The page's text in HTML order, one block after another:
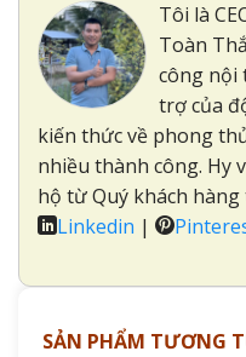
Tôi là
Toàn
công nội
trợ của
kiến thức về phong
nhiều thành công. Hy
hộ từ Quý khách
Linkedin |
SẢN PHẨM TƯƠNG